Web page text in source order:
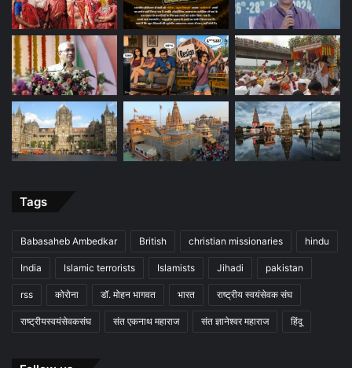
Tags
Babasaheb Ambedkar British christian missionaries hindu
India Islamic terrorists Islamists Jihadi pakistan
rss कोरोना डॉ. मोहन भागवत भारत राष्ट्रीय स्वयंसेवक संघ
राष्ट्रीयस्वयंसेवकसंघ संत एकनाथ महाराज संत ज्ञानेश्वर महाराज हिंदू